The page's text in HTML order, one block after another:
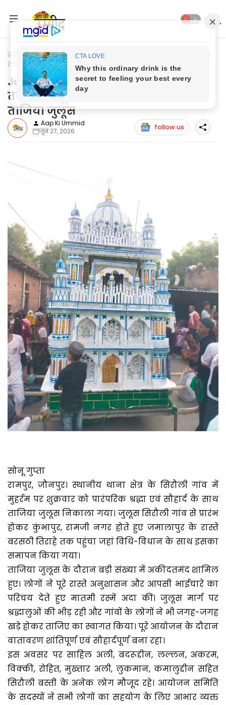
मुख्यपृष्ठ Jaunpur News
Jaunpur News: सिरौली से बरसठी तिराहे
तक शान्तिपूर्ण माहौल में निकाला गया ताजिया जुलूस
Jaunpur News: सिरौली से बरसठी तिराहे
तक शान्तिपूर्ण माहौल में निकाला गया
ताजिया जुलूस
Aap Ki Ummid
जून 27, 2026
follow us
सोनू गुप्ता
रामपुर, जौनपुर। स्थानीय थाना क्षेत्र के सिरौली गांव में
मुहर्रम पर शुक्रवार को पारंपरिक श्रद्धा एवं सौहार्द के साथ
ताजिया जुलूस निकाला गया। जुलूस सिरौली गांव से प्रारंभ
होकर कुंभापुर, रामजी नगर होते हुए जमालापुर के रास्ते
बरसठी तिराहे तक पहुंचा जहां विधि-विधान के साथ इसका
समापन किया गया।
ताजिया जुलूस के दौरान बड़ी संख्या में अकीदतमंद शामिल
हुए। लोगों ने पूरे रास्ते अनुशासन और आपसी भाईचारे का
परिचय देते हुए मातमी रस्में अदा कीं। जुलूस मार्ग पर
श्रद्धालुओं की भीड़ रही और गांवों के लोगों ने भी जगह-जगह
खड़े होकर ताजिए का स्वागत किया। पूरे आयोजन के दौरान
वातावरण शांतिपूर्ण एवं सौहार्दपूर्ण बना रहा।
इस अवसर पर साहिल अली, बदरूद्दीन, लल्लन, अकरम,
विक्की, रोहित, मुख्तार अली, लुकमान, कमालुद्दीन सहित
सिरौली बस्ती के अनेक लोग मौजूद रहे। आयोजन समिति
के सदस्यों ने सभी लोगों का सहयोग के लिए आभार व्यक्त